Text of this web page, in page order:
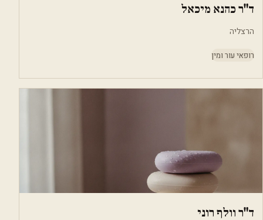
ד"ר כהנא מיכאל
הרצליה
רופאי עור ומין
ד"ר וולף רוני